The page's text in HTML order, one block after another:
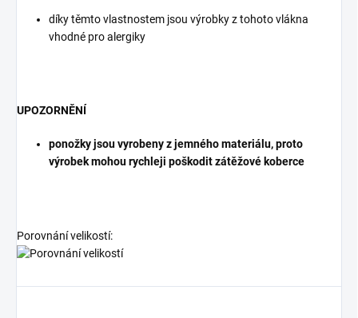
díky těmto vlastnostem jsou výrobky z tohoto vlákna
vhodné pro alergiky
UPOZORNĚNÍ
ponožky jsou vyrobeny z jemného materiálu, proto
výrobek mohou rychleji poškodit zátěžové koberce
Porovnání velikostí: